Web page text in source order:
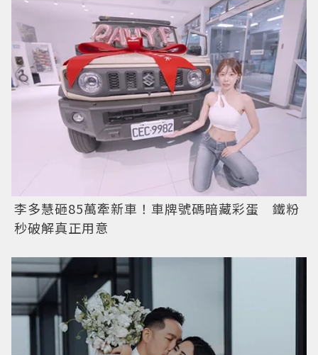
李多慧砸85萬牽新車！車牌號碼暗藏彩蛋 鐵粉
秒破解真正用意